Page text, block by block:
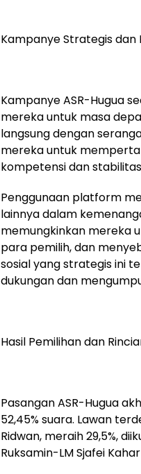
Kampanye Strategis dan
Kampanye ASR-Hugua
mereka untuk masa
langsung dengan
mereka untuk
kompetensi dan
Penggunaan platform
lainnya dalam
memungkinkan mereka
para pemilih, dan
sosial yang strategis ini
dukungan dan
Hasil Pemilihan dan
Pasangan ASR-Hugua
52,45% suara. Lawan
Ridwan, meraih 29,5%,
Ruksamin-LM Sjafei